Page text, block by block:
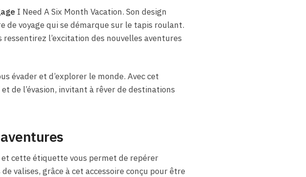
I Need A Six Month Vacation. Son design
de voyage qui se démarque sur le tapis roulant.
l’excitation des nouvelles aventures
évader et d’explorer le monde. Avec cet
de l’évasion, invitant à rêver de destinations
cette étiquette vous permet de repérer
valises, grâce à cet accessoire conçu pour être